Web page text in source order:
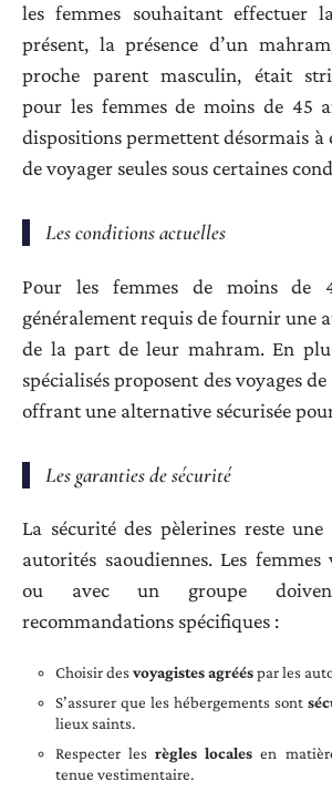
les femmes souhaitant effectuer
présent, la présence d’un
proche parent masculin, était
pour les femmes de moins de 45
dispositions permettent désormais à
de voyager seules sous certaines
Les conditions actuelles
Pour les femmes de moins de
généralement requis de fournir une
de la part de leur mahram. En
spécialisés proposent des voyages
offrant une alternative sécurisée
Les garanties de sécurité
La sécurité des pèlerines reste
autorités saoudiennes. Les femmes
ou avec un groupe
recommandations spécifiques :
Choisir desvoyagistes agrééspar les
S’assurer que les hébergements sont
lieux saints.
Respecter lesrègles locales en
tenue vestimentaire.